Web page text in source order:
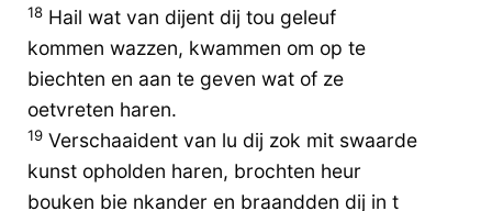
18 Hail wat van dijent dij tou geleuf
kommen wazzen, kwammen om op te
biechten en aan te geven wat of ze
oetvreten haren.
19 Verschaaident van lu dij zok mit swaarde
kunst opholden haren, brochten heur
bouken bie nkander en braandden dij in t